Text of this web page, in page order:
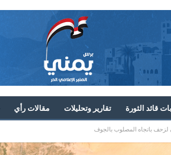
قائد الثورة تقارير وتحليلات مقالات رأي
لزحف باتجاه المصلوب بالجوف